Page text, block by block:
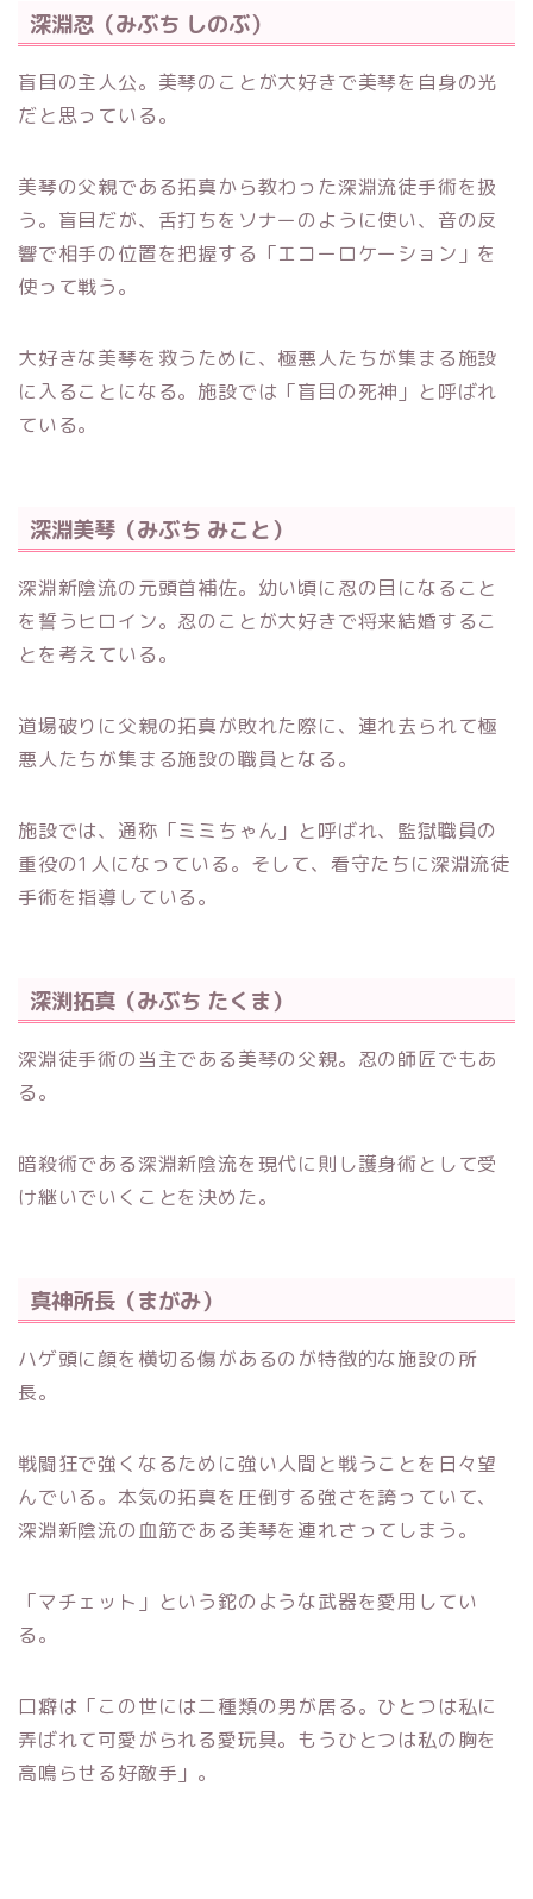
深淵忍（みぶち しのぶ）
盲目の主人公。美琴のことが大好きで美琴を自身の光
だと思っている。
美琴の父親である拓真から教わった深淵流徒手術を扱
う。盲目だが、舌打ちをソナーのように使い、音の反
響で相手の位置を把握する「エコーロケーション」を
使って戦う。
大好きな美琴を救うために、極悪人たちが集まる施設
に入ることになる。施設では「盲目の死神」と呼ばれ
ている。
深淵美琴（みぶち みこと）
深淵新陰流の元頭首補佐。幼い頃に忍の目になること
を誓うヒロイン。忍のことが大好きで将来結婚するこ
とを考えている。
道場破りに父親の拓真が敗れた際に、連れ去られて極
悪人たちが集まる施設の職員となる。
施設では、通称「ミミちゃん」と呼ばれ、監獄職員の
重役の1人になっている。そして、看守たちに深淵流徒
手術を指導している。
深渕拓真（みぶち たくま）
深淵徒手術の当主である美琴の父親。忍の師匠でもあ
る。
暗殺術である深淵新陰流を現代に則し護身術として受
け継いでいくことを決めた。
真神所長（まがみ）
ハゲ頭に顔を横切る傷があるのが特徴的な施設の所
長。
戦闘狂で強くなるために強い人間と戦うことを日々望
んでいる。本気の拓真を圧倒する強さを誇っていて、
深淵新陰流の血筋である美琴を連れさってしまう。
「マチェット」という鉈のような武器を愛用してい
る。
口癖は「この世には二種類の男が居る。ひとつは私に
弄ばれて可愛がられる愛玩具。もうひとつは私の胸を
高鳴らせる好敵手」。